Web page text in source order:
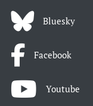
Bluesky
Facebook
Youtube